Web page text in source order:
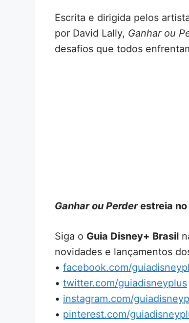
Escrita e dirigida pelos
por David Lally, Ganhar ou
desafios que todos
Ganhar ou Perderestreia no
Siga o Guia Disney+ Brasil
novidades e lançamentos
• facebook.com/
• twitter.com/guiadisneyplus
• instagram.com/
• pinterest.com/